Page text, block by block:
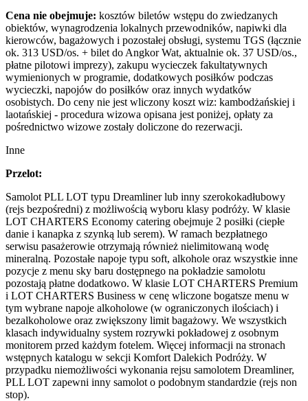
Cena nie obejmuje: kosztów biletów wstępu do zwiedzanych
obiektów, wynagrodzenia lokalnych przewodników, napiwki dla
kierowców, bagażowych i pozostałej obsługi, systemu TGS (łącznie
ok. 313 USD/os. + bilet do Angkor Wat, aktualnie ok. 37 USD/os.,
płatne pilotowi imprezy), zakupu wycieczek fakultatywnych
wymienionych w programie, dodatkowych posiłków podczas
wycieczki, napojów do posiłków oraz innych wydatków
osobistych. Do ceny nie jest wliczony koszt wiz: kambodżańskiej i
laotańskiej - procedura wizowa opisana jest poniżej, opłaty za
pośrednictwo wizowe zostały doliczone do rezerwacji.
Inne
Przelot:
Samolot PLL LOT typu Dreamliner lub inny szerokokadłubowy
(rejs bezpośredni) z możliwością wyboru klasy podróży. W klasie
LOT CHARTERS Economy catering obejmuje 2 posiłki (ciepłe
danie i kanapka z szynką lub serem). W ramach bezpłatnego
serwisu pasażerowie otrzymają również nielimitowaną wodę
mineralną. Pozostałe napoje typu soft, alkohole oraz wszystkie inne
pozycje z menu sky baru dostępnego na pokładzie samolotu
pozostają płatne dodatkowo. W klasie LOT CHARTERS Premium
i LOT CHARTERS Business w cenę wliczone bogatsze menu w
tym wybrane napoje alkoholowe (w ograniczonych ilościach) i
bezalkoholowe oraz zwiększony limit bagażowy. We wszystkich
klasach indywidualny system rozrywki pokładowej z osobnym
monitorem przed każdym fotelem. Więcej informacji na stronach
wstępnych katalogu w sekcji Komfort Dalekich Podróży. W
przypadku niemożliwości wykonania rejsu samolotem Dreamliner,
PLL LOT zapewni inny samolot o podobnym standardzie (rejs non
stop).